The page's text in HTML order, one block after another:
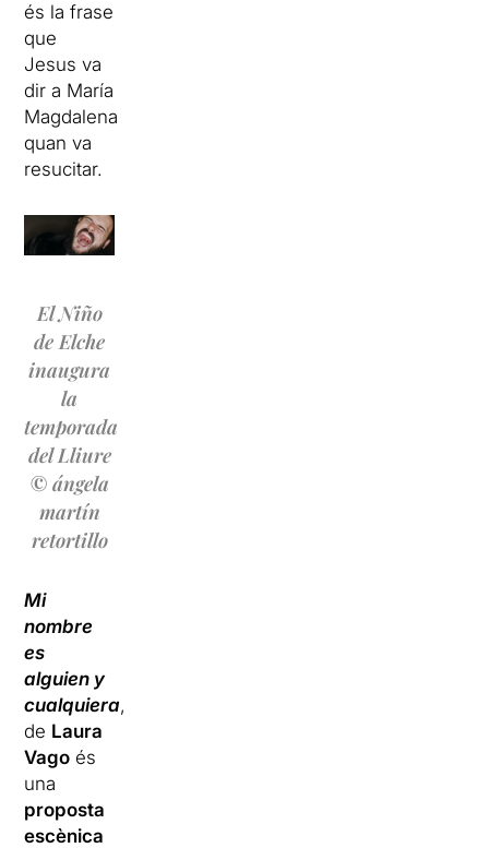
és la frase
que
Jesus va
dir a María
Magdalena
quan va
resucitar.
El Niño
de Elche
inaugura
la
temporada
del Lliure
© ángela
martín
retortillo
Mi
nombre
es
alguien y
cualquiera,
de Laura
Vago és
una
proposta
escènica